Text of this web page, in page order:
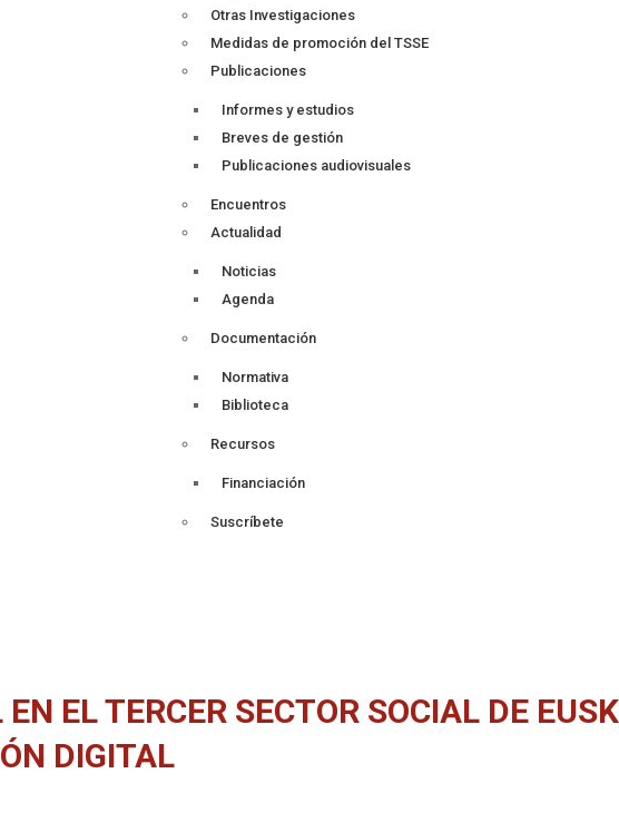
Otras Investigaciones
Medidas de promoción del TSSE
Publicaciones
Informes y estudios
Breves de gestión
Publicaciones audiovisuales
Encuentros
Actualidad
Noticias
Agenda
Documentación
Normativa
Biblioteca
Recursos
Financiación
Suscríbete
EL TERCER SECTOR SOCIAL DE
DIGITAL